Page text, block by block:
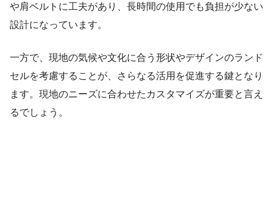
や肩ベルトに工夫があり、長時間の使用でも負担が少ない
設計になっています。
一方で、現地の気候や文化に合う形状やデザインのランド
セルを考慮することが、さらなる活用を促進する鍵となり
ます。現地のニーズに合わせたカスタマイズが重要と言え
るでしょう。